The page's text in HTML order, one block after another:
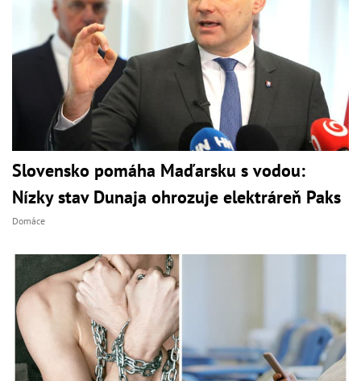
Slovensko pomáha Maďarsku s vodou:
Nízky stav Dunaja ohrozuje elektráreň Paks
Domáce